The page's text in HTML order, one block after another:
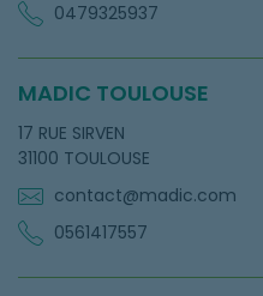
0479325937
MADIC TOULOUSE
17 RUE SIRVEN
31100 TOULOUSE
contact@madic.com
0561417557